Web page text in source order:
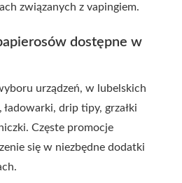
związanych z vapingiem.
dostępne w
urządzeń, w lubelskich
drip tipy, grzałki
Częste promocje
się w niezbędne dodatki